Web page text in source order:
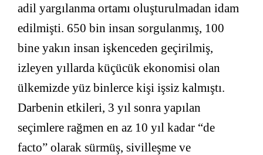
adil yargılanma ortamı oluşturulmadan idam
edilmişti. 650 bin insan sorgulanmış, 100
bine yakın insan işkenceden geçirilmiş,
izleyen yıllarda küçücük ekonomisi olan
ülkemizde yüz binlerce kişi işsiz kalmıştı.
Darbenin etkileri, 3 yıl sonra yapılan
seçimlere rağmen en az 10 yıl kadar “de
facto” olarak sürmüş, sivilleşme ve